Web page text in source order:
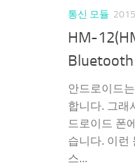
통신 모듈
HM-
Bluetooth
안드로이드
합니다. 그래
드로이드 폰
습니다. 이런
스...